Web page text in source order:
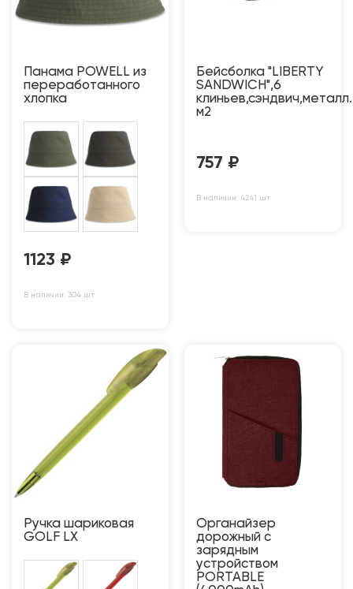
Панама POWELL из
переработанного
хлопка
1123 ₽
В наличии: 304 шт
Бейсболка "LIBERTY
SANDWICH",6
м2
757 ₽
В наличии: 4241 шт
Ручка шариковая
GOLF LX
Органайзер
дорожный с
зарядным
устройством
PORTABLE